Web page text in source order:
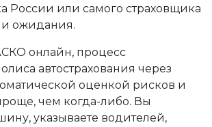
России или самого страховщика
и ожидания.
онлайн, процесс
автострахования через
оценкой рисков и
чем когда-либо. Вы
указываете водителей,